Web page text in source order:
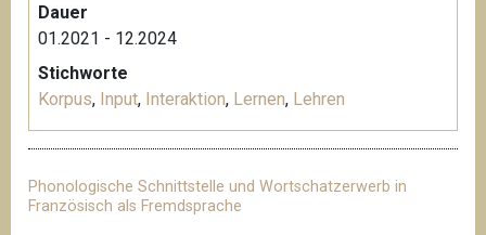
Dauer
01.2021 - 12.2024
Stichworte
Korpus, Input, Interaktion, Lernen, Lehren
Phonologische Schnittstelle und Wortschatzerwerb in
Französisch als Fremdsprache